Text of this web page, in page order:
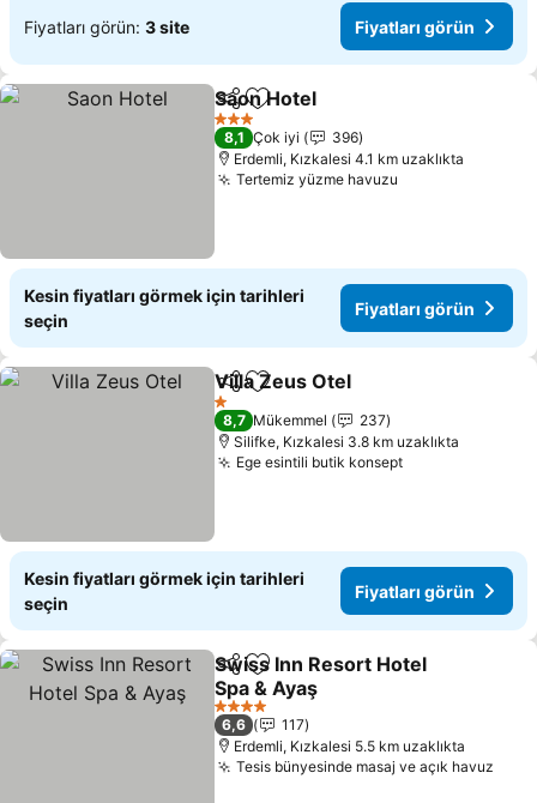
Fiyatları görün: 3 site Fiyatları görün
PaylaşFavorilerime ekle
Saon Hotel
3 Yıldız
8,1 Çok iyi
396
Erdemli, Kızkalesi 4.1 km uzaklıkta
Tertemiz yüzme havuzu
Kesin fiyatları görmek için tarihleri
seçin
Fiyatları görün
PaylaşFavorilerime ekle
Villa Zeus Otel
1 Yıldız
8,7 Mükemmel
237
Silifke, Kızkalesi 3.8 km uzaklıkta
Ege esintili butik konsept
Kesin fiyatları görmek için tarihleri
seçin
Fiyatları görün
PaylaşFavorilerime ekle
Swiss Inn Resort Hotel
Spa & Ayaş
4 Yıldız
6,6
117
Erdemli, Kızkalesi 5.5 km uzaklıkta
Tesis bünyesinde masaj ve açık havuz